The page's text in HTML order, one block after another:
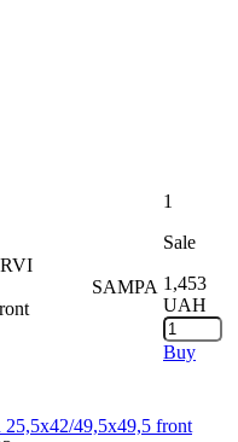
RVI
SAMPA
1
Sale
1,453
UAH
Buy
49,5x49,5 front